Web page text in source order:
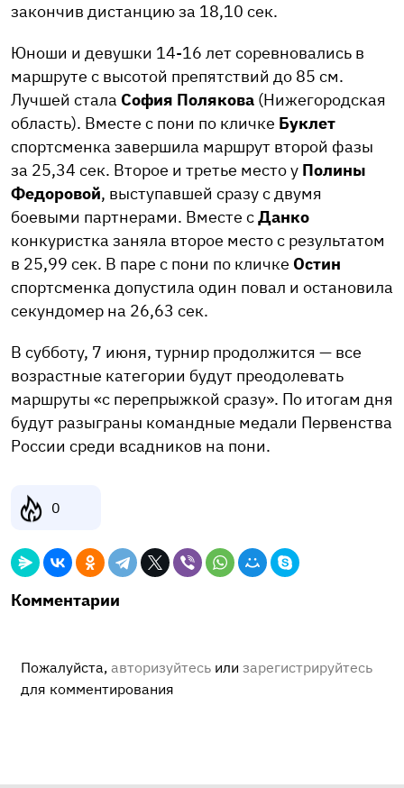
закончив дистанцию за 18,10 сек.
Юноши и девушки 14-16 лет соревновались в
маршруте с высотой препятствий до 85 см.
Лучшей стала София Полякова (Нижегородская
область). Вместе с пони по кличке Буклет
спортсменка завершила маршрут второй фазы
за 25,34 сек. Второе и третье место у Полины
Федоровой, выступавшей сразу с двумя
боевыми партнерами. Вместе сДанко
конкуристка заняла второе место с результатом
в 25,99 сек. В паре с пони по кличке Остин
спортсменка допустила один повал и остановила
секундомер на 26,63 сек.
В субботу, 7 июня, турнир продолжится — все
возрастные категории будут преодолевать
маршруты «с перепрыжкой сразу». По итогам дня
будут разыграны командные медали Первенства
России среди всадников на пони.
0
Комментарии
Пожалуйста, авторизуйтесь или зарегистрируйтесь
для комментирования